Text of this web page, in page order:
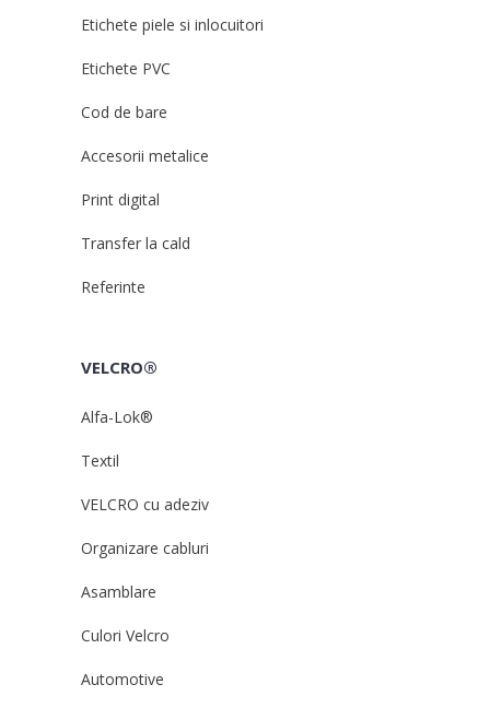
Etichete piele si inlocuitori
Etichete PVC
Cod de bare
Accesorii metalice
Print digital
Transfer la cald
Referinte
VELCRO®
Alfa-Lok®
Textil
VELCRO cu adeziv
Organizare cabluri
Asamblare
Culori Velcro
Automotive